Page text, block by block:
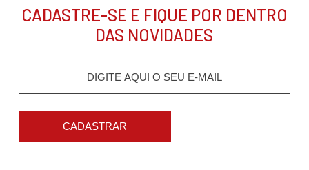
CADASTRE-SE E FIQUE POR DENTRO
DAS NOVIDADES
CADASTRAR